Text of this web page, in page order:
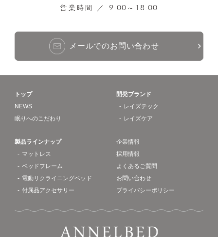
営業時間 ／ 9:00 ～ 18:00
メールでのお問い合わせ
トップ
NEWS
眠りへのこだわり
開発ブランド
レイズテック
レイズケア
製品ラインナップ
マットレス
ベッドフレーム
電動リクライニングベッド
付属品アクセサリー
企業情報
採用情報
よくあるご質問
お問い合わせ
プライバシーポリシー